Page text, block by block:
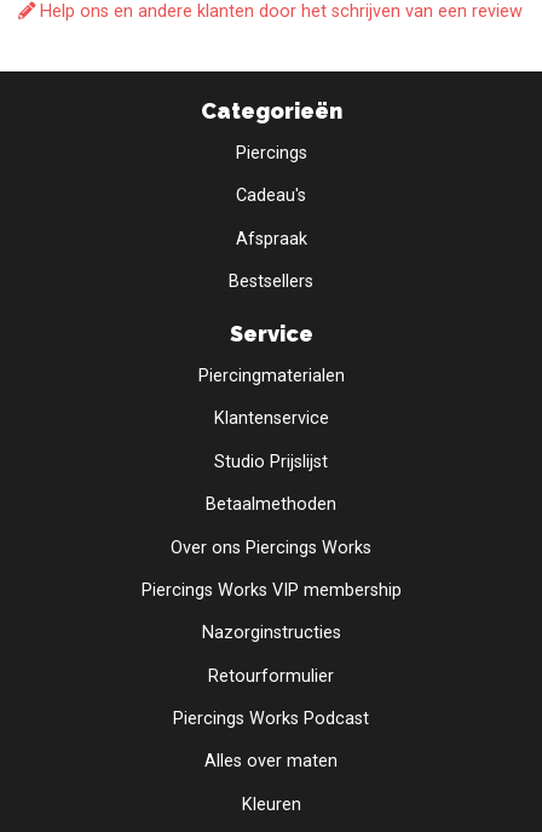
Help ons en andere klanten door het schrijven van een review
Categorieën
Piercings
Cadeau's
Afspraak
Bestsellers
Service
Piercingmaterialen
Klantenservice
Studio Prijslijst
Betaalmethoden
Over ons Piercings Works
Piercings Works VIP membership
Nazorginstructies
Retourformulier
Piercings Works Podcast
Alles over maten
Kleuren